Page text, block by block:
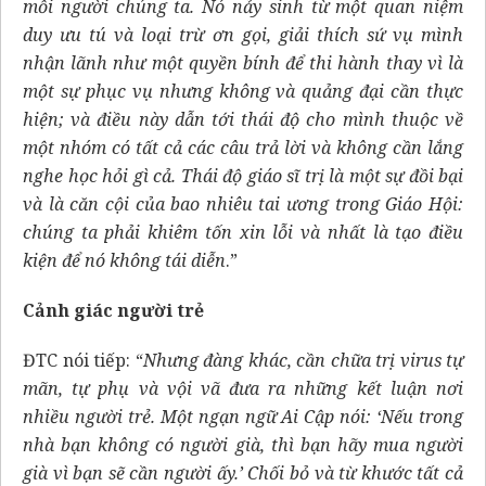
mỗi người chúng ta. Nó nảy sinh từ một quan niệm
duy ưu tú và loại trừ ơn gọi, giải thích sứ vụ mình
nhận lãnh như một quyền bính để thi hành thay vì là
một sự phục vụ nhưng không và quảng đại cần thực
hiện; và điều này dẫn tới thái độ cho mình thuộc về
một nhóm có tất cả các câu trả lời và không cần lắng
nghe học hỏi gì cả. Thái độ giáo sĩ trị là một sự đồi bại
và là căn cội của bao nhiêu tai ương trong Giáo Hội:
chúng ta phải khiêm tốn xin lỗi và nhất là tạo điều
kiện để nó không tái diễn.”
Cảnh giác người trẻ
ĐTC nói tiếp: “Nhưng đàng khác, cần chữa trị virus tự
mãn, tự phụ và vội vã đưa ra những kết luận nơi
nhiều người trẻ. Một ngạn ngữ Ai Cập nói: ‘Nếu trong
nhà bạn không có người già, thì bạn hãy mua người
già vì bạn sẽ cần người ấy.’ Chối bỏ và từ khước tất cả